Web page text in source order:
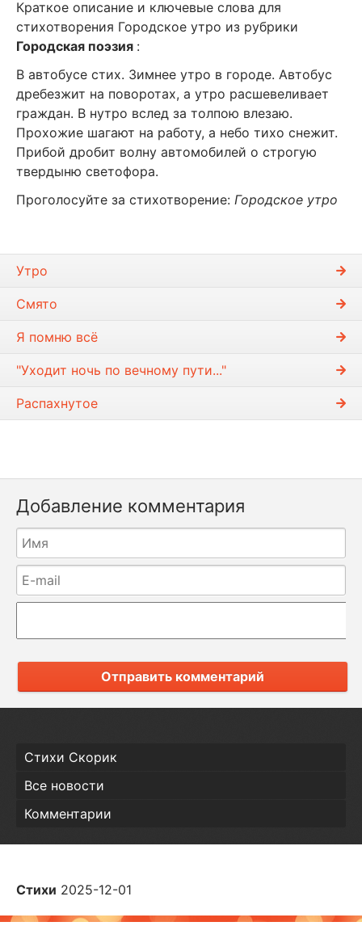
Краткое описание и ключевые слова для
стихотворения Городское утро из рубрики
Городская поэзия :
В автобусе стих. Зимнее утро в городе. Автобус
дребезжит на поворотах, а утро расшевеливает
граждан. В нутро вслед за толпою влезаю.
Прохожие шагают на работу, а небо тихо снежит.
Прибой дробит волну автомобилей о строгую
твердыню светофора.
Проголосуйте за стихотворение: Городское утро
Утро
Смято
Я помню всё
"Уходит ночь по вечному пути..."
Распахнутое
Добавление комментария
Отправить комментарий
Стихи Скорик
Все новости
Комментарии
Стихи 2025-12-01